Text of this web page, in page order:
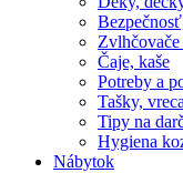
Čaje, kaše
Potreby a
Tašky, vreca
Tipy na
Hygiena
Nábytok